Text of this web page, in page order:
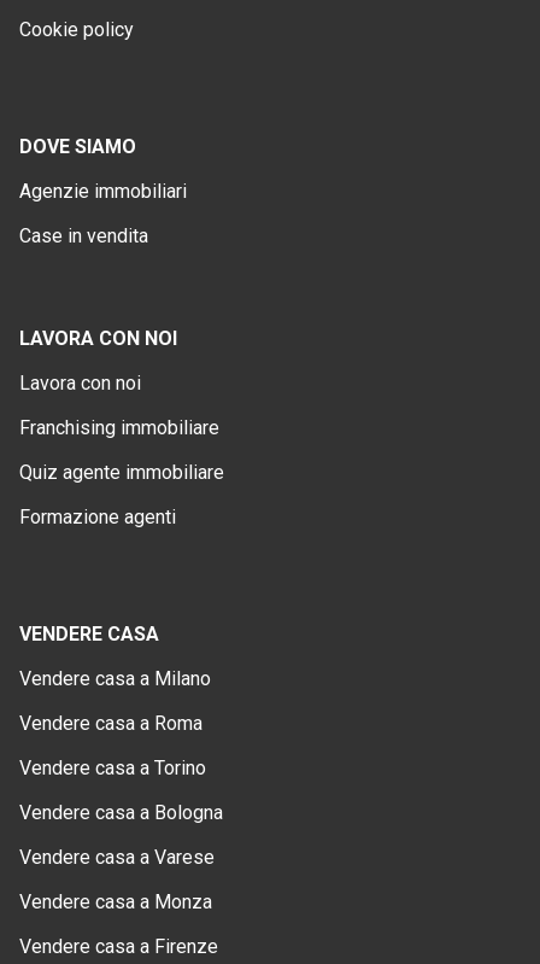
Cookie policy
DOVE SIAMO
Agenzie immobiliari
Case in vendita
LAVORA CON NOI
Lavora con noi
Franchising immobiliare
Quiz agente immobiliare
Formazione agenti
VENDERE CASA
Vendere casa a Milano
Vendere casa a Roma
Vendere casa a Torino
Vendere casa a Bologna
Vendere casa a Varese
Vendere casa a Monza
Vendere casa a Firenze